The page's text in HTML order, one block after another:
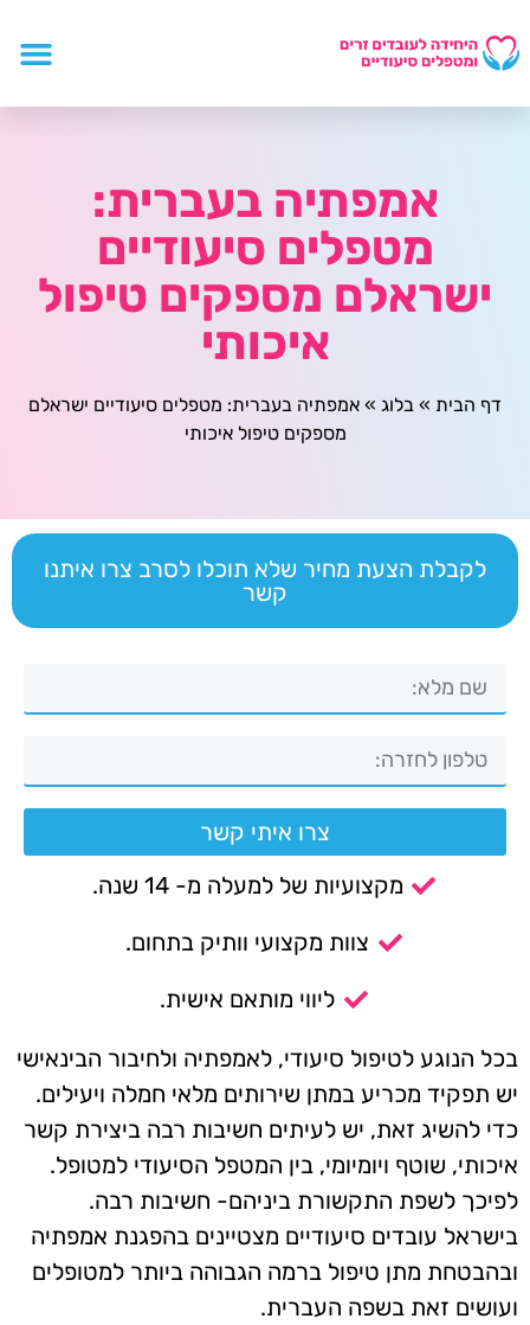
אמפתיה בעברית:
מטפלים סיעודיים
ישראלם מספקים טיפול
איכותי
דף הבית » בלוג » אמפתיה בעברית: מטפלים סיעודיים ישראלם
מספקים טיפול איכותי
לקבלת הצעת מחיר שלא תוכלו לסרב צרו איתנו
קשר
צרו איתי קשר
מקצועיות של למעלה מ- 14 שנה.
צוות מקצועי וותיק בתחום.
ליווי מותאם אישית.
בכל הנוגע לטיפול סיעודי, לאמפתיה ולחיבור הבינאישי
יש תפקיד מכריע במתן שירותים מלאי חמלה ויעילים.
כדי להשיג זאת, יש לעיתים חשיבות רבה ביצירת קשר
איכותי, שוטף ויומיומי, בין המטפל הסיעודי למטופל.
לפיכך לשפת התקשורת ביניהם- חשיבות רבה.
בישראל עובדים סיעודיים מצטיינים בהפגנת אמפתיה
ובהבטחת מתן טיפול ברמה הגבוהה ביותר למטופלים
ועושים זאת בשפה העברית.